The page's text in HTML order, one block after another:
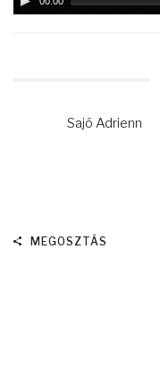
Sajó Adrienn
MEGOSZTÁS